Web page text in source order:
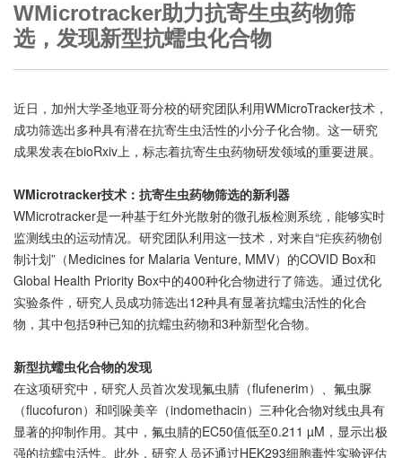
WMicrotracker助力抗寄生虫药物筛
选，发现新型抗蠕虫化合物
近日，加州大学圣地亚哥分校的研究团队利用WMicroTracker技术，
成功筛选出多种具有潜在抗寄生虫活性的小分子化合物。这一研究
成果发表在bioRxiv上，标志着抗寄生虫药物研发领域的重要进展。
WMicrotracker技术：抗寄生虫药物筛选的新利器
WMicrotracker是一种基于红外光散射的微孔板检测系统，能够实时
监测线虫的运动情况。研究团队利用这一技术，对来自“疟疾药物创
制计划”（Medicines for Malaria Venture, MMV）的COVID Box和
Global Health Priority Box中的400种化合物进行了筛选。通过优化
实验条件，研究人员成功筛选出12种具有显著抗蠕虫活性的化合
物，其中包括9种已知的抗蠕虫药物和3种新型化合物。
新型抗蠕虫化合物的发现
在这项研究中，研究人员首次发现氟虫腈（flufenerim）、氟虫脲
（flucofuron）和吲哚美辛（indomethacin）三种化合物对线虫具有
显著的抑制作用。其中，氟虫腈的EC50值低至0.211 µM，显示出极
强的抗蠕虫活性。此外，研究人员还通过HEK293细胞毒性实验评估